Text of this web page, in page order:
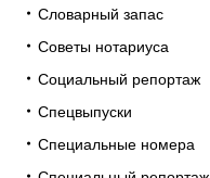
Словарный запас
Советы нотариуса
Социальный репортаж
Спецвыпуски
Специальные номера